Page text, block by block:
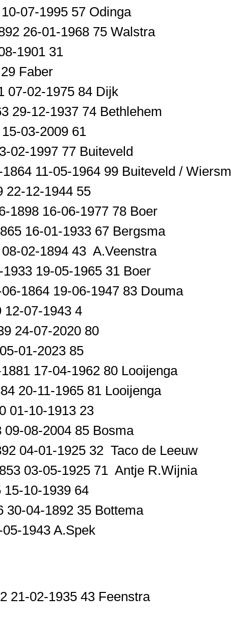
07-1995 57 Odinga
26-01-1968 75 Walstra
1901 31
Faber
07-02-1975 84 Dijk
29-12-1937 74 Bethlehem
03-2009 61
02-1997 77 Buiteveld
11-05-1964 99 Buiteveld /
22-12-1944 55
1898 16-06-1977 78 Boer
16-01-1933 67 Bergsma
02-1894 43 A.Veenstra
19-05-1965 31 Boer
1864 19-06-1947 83 Douma
12-07-1943 4
24-07-2020 80
01-2023 85
17-04-1962 80 Looijenga
20-11-1965 81 Looijenga
01-10-1913 23
08-2004 85 Bosma
04-01-1925 32 Taco de Leeuw
03-05-1925 71 Antje R.Wijnia
15-10-1939 64
30-04-1892 35 Bottema
1943 A.Spek
21-02-1935 43 Feenstra